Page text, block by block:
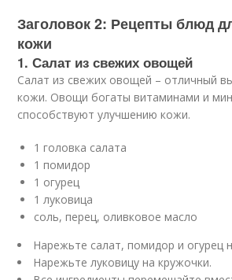
Заголовок 2: Рецепты блюд
кожи
1. Салат из свежих овощей
Салат из свежих овощей – отличный
кожи. Овощи богаты витаминами и
способствуют улучшению кожи.
1 головка салата
1 помидор
1 огурец
1 луковица
соль, перец, оливковое масло
Нарежьте салат, помидор и огурец
Нарежьте луковицу на кружочки.